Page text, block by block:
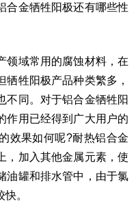
合金牺牲阳极还有哪些性
域常用的腐蚀材料，在
牲阳极产品种类繁多，
不同。对于铝合金牺牲阳
作用已经得到广大用户的
效果如何呢?耐热铝合金
，加入其他金属元素，使
油罐和排水管中，由于氯
。